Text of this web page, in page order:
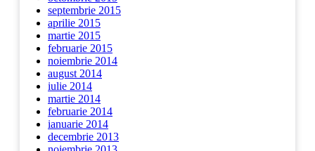
septembrie 2015
aprilie 2015
martie 2015
februarie 2015
noiembrie 2014
august 2014
iulie 2014
martie 2014
februarie 2014
ianuarie 2014
decembrie 2013